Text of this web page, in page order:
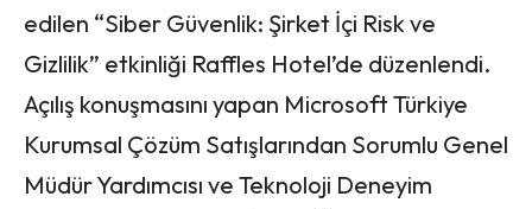
edilen “Siber Güvenlik: Şirket İçi Risk ve
Gizlilik” etkinliği Raffles Hotel’de düzenlendi.
Açılış konuşmasını yapan Microsoft Türkiye
Kurumsal Çözüm Satışlarından Sorumlu Genel
Müdür Yardımcısı ve Teknoloji Deneyim